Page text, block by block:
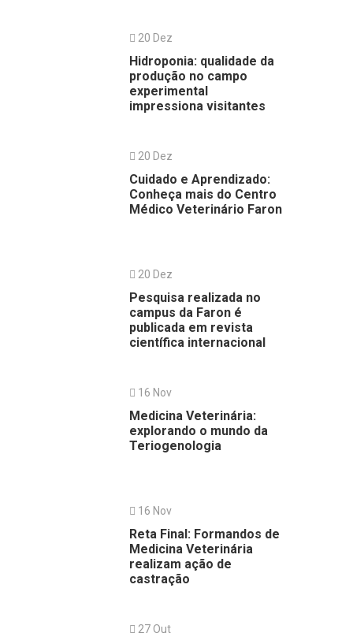
20 Dez
Hidroponia: qualidade da
produção no campo
experimental
impressiona visitantes
20 Dez
Cuidado e Aprendizado:
Conheça mais do Centro
Médico Veterinário Faron
20 Dez
Pesquisa realizada no
campus da Faron é
publicada em revista
científica internacional
16 Nov
Medicina Veterinária:
explorando o mundo da
Teriogenologia
16 Nov
Reta Final: Formandos de
Medicina Veterinária
realizam ação de
castração
27 Out